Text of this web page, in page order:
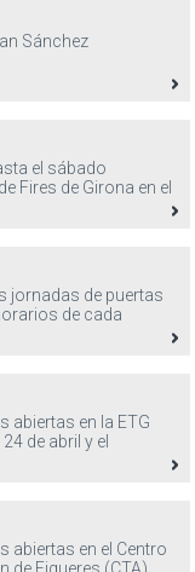
Sánchez
el sábado
Fires de Girona en el
jornadas de puertas
de cada
abiertas en la ETG
de abril y el
abiertas en el Centro